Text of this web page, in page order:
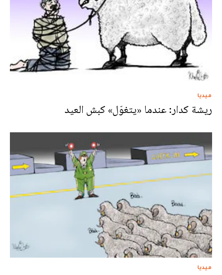
ميديا
ريشة كدار: عندما «يتغوّل» كبش العيد
ميديا